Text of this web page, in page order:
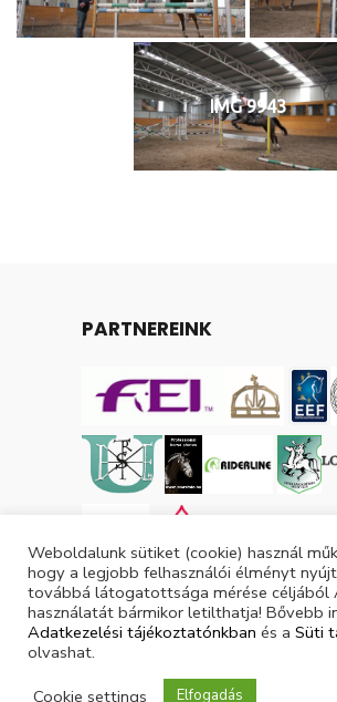
IMG 9943
PARTNEREINK
Tárgyévi lovas licencek száma: 3048
Weboldalunk sütiket (cookie) használ
hogy a legjobb felhasználói élményt
továbbá látogatottsága mérése céljából
használatát bármikor letilthatja! Bővebb
Adatkezelési tájékoztatónkban és a Süti
olvashat.
Cookie settings
Elfogadás